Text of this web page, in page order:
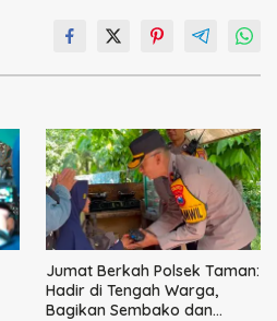
Jumat Berkah Polsek Taman:
Hadir di Tengah Warga,
Bagikan Sembako dan